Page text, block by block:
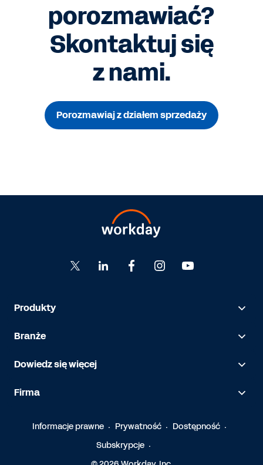
porozmawiać?
Skontaktuj się
z nami.
Porozmawiaj z działem sprzedaży
Produkty
Branże
Dowiedz się więcej
Firma
Informacje prawne Prywatność
Dostępność
Subskrypcje